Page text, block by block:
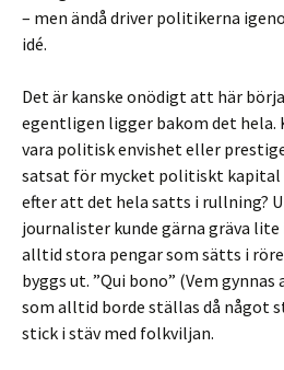
– men ändå driver politikerna
idé.
Det är kanske onödigt att här
egentligen ligger bakom det hela.
vara politisk envishet eller
satsat för mycket politiskt kapital
efter att det hela satts i rullning?
journalister kunde gärna gräva lite
alltid stora pengar som sätts i
byggs ut. ”Qui bono” (Vem gynnas
som alltid borde ställas då något
stick i stäv med folkviljan.